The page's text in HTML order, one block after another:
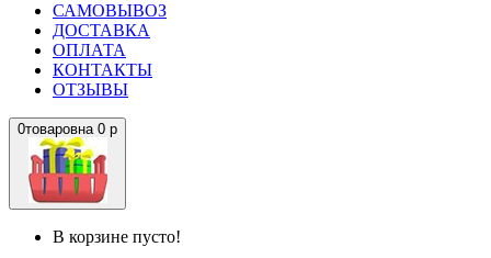
САМОВЫВОЗ
ДОСТАВКА
ОПЛАТА
КОНТАКТЫ
ОТЗЫВЫ
0товаровна 0 р
В корзине пусто!